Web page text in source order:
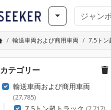
輸送車両および商用車両 7.5トン
カテゴリー
輸送車両および商用車両
(27,785)